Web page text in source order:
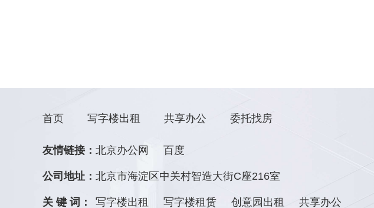
首页 写字楼出租 共享办公 委托找房
友情链接： 北京办公网 百度
公司地址： 北京市海淀区中关村智造大街C座216室
关 键 词： 写字楼出租 写字楼租赁 创意园出租 共享办公